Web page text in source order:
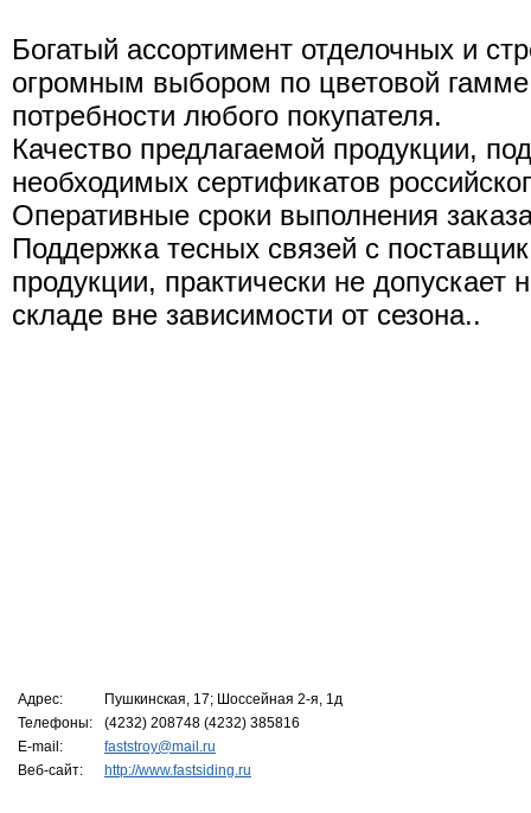
Богатый ассортимент отделочных и
огромным выбором по цветовой
потребности любого покупателя.
Качество предлагаемой продукции,
необходимых сертификатов
Оперативные сроки выполнения
Поддержка тесных связей с
продукции, практически не
складе вне зависимости от сезона..
Адрес:
Пушкинская, 17; Шоссейная 2-я, 1д
Телефоны:
(4232) 208748 (4232) 385816
E-mail:
faststroy@mail.ru
Веб-сайт:
http://www.fastsiding.ru